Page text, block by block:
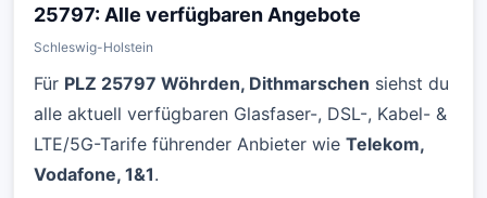
25797: Alle verfügbaren Angebote
Schleswig-Holstein
Für PLZ 25797 Wöhrden, Dithmarschen siehst du
alle aktuell verfügbaren Glasfaser-, DSL-, Kabel- &
LTE/5G-Tarife führender Anbieter wie Telekom,
Vodafone, 1&1.